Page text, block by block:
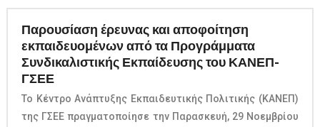
Παρουσίαση έρευνας και αποφοίτηση
εκπαιδευομένων από τα Προγράμματα
Συνδικαλιστικής Εκπαίδευσης του ΚΑΝΕΠ-
ΓΣΕΕ
Το Κέντρο Ανάπτυξης Εκπαιδευτικής Πολιτικής (ΚΑΝΕΠ)
της ΓΣΕΕ πραγματοποίησε την Παρασκευή, 29 Νοεμβρίου